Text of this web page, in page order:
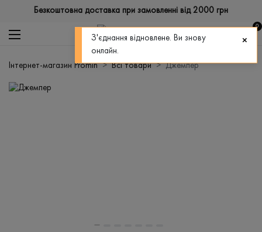
Безкоштовна доставка при замовленні від 2000 грн
0
Інтернет-магазин Promin Всі товари Джемпер
З'єднання відновлене. Ви знову
онлайн.